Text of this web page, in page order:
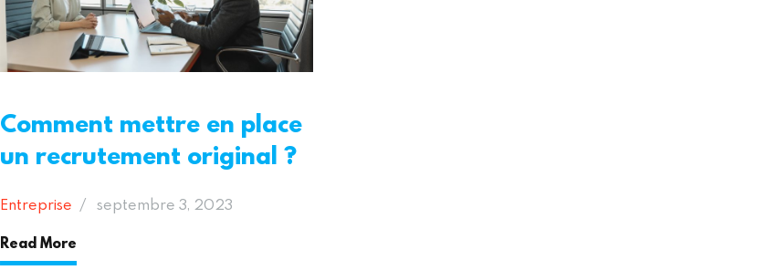
Comment mettre en place
un recrutement original ?
Entreprise septembre 3, 2023
Read More